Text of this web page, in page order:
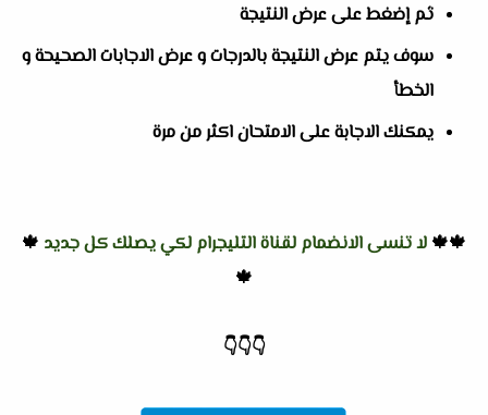
ثم إضغط على عرض النتيجة
سوف يتم عرض النتيجة بالدرجات و عرض الاجابات الصحيحة و
الخطأ
يمكنك الاجابة على الامتحان اكثر من مرة
🍁🍁 لا تنسى الانضمام لقناة التليجرام لكي يصلك كل جديد 🍁
🍁
👇
👇
👇